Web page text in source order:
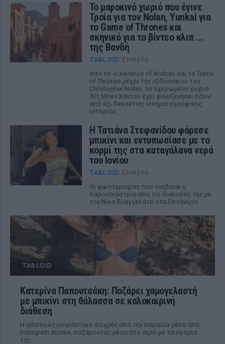
Το μαροκινό χωριό που έγινε
Τροία για τον Nolan, Yunkai για
το Game of Thrones και
σκηνικό για το βίντεο κλιπ ...
της Βανδή
TABLOID ΣΉΜΕΡΑ
Από το «Lawrence of Arabia» και το Game
of Thrones μέχρι την «Οδύσσεια» του
Christopher Nolan, το οχυρωμένο χωριό
Αΐτ Μπεν Χαντού έχει φιλοξενήσει πάνω
από έξι δεκαετίες κινηματογραφικής
ιστορίας
Η Τατιάνα Στεφανίδου φόρεσε
μπικίνι και εντυπωσίασε με το
κορμί της στα καταγάλανα νερά
του Ιονίου
TABLOID ΣΉΜΕΡΑ
Οι φωτογραφίες που ανέβασε η
παρουσιάστρια από τις διακοπές της με
τον Νίκο Ευαγγελάτο στα Επτάνησα
TABLOID
Κατερίνα Παπουτσάκη: Ποζάρει χαμογελαστή
με μπικίνι στη θάλασσα σε καλοκαιρινή
διάθεση
Η ηθοποιός μοιράστηκε στιγμές από την παραλία μέσα από
Instagram stories, ποζάροντας μέσα στο νερό με τα αγόρια
της